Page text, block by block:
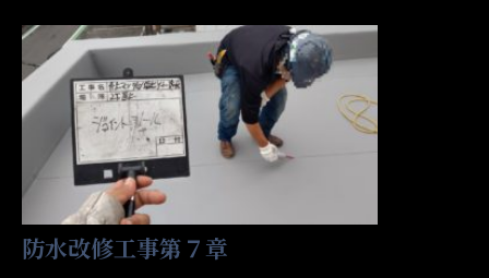
防水改修工事第７章